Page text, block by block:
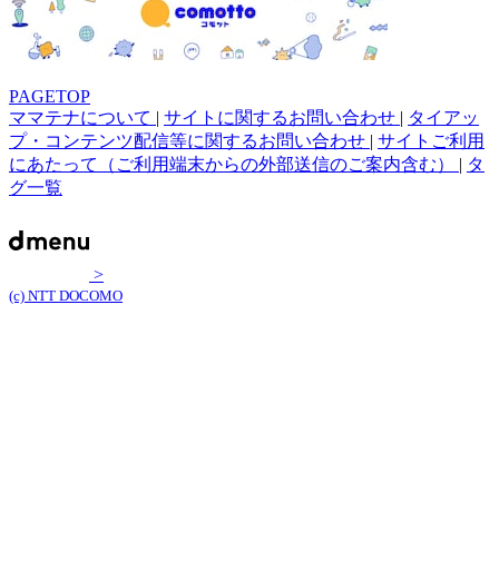
PAGETOP
ママテナについて | サイトに関するお問い合わせ | タイアッ
プ・コンテンツ配信等に関するお問い合わせ | サイトご利用
にあたって（ご利用端末からの外部送信のご案内含む） | タ
グ一覧
>
(c) NTT DOCOMO